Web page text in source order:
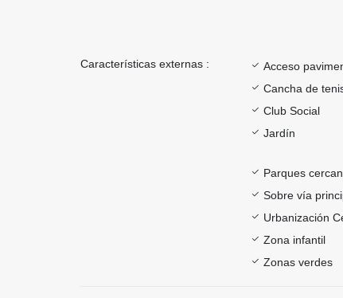
Características externas : Acceso
Cancha de
Club Social
Jardín
Parques
Sobre vía
Urbanización
Zona infantil
Zonas verdes